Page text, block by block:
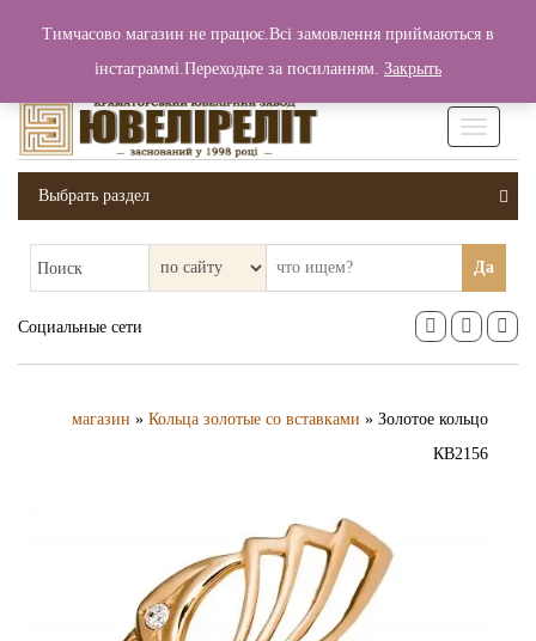
Вход / Регистрация 0 грн.
Выбрать раздел
Поиск Да
Социальные сети
магазин » Кольца золотые со вставками » Золотое кольцо
КВ2156
Тимчасово магазин не працює.Всі замовлення приймаються в
інстаграммі.Переходьте за посиланням. Закрыть